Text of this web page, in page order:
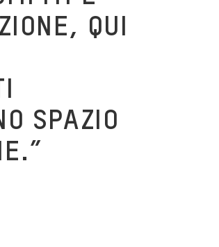
QUI
SPAZIO